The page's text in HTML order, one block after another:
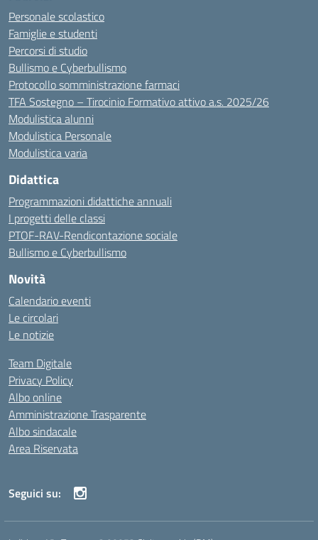
Personale scolastico
Famiglie e studenti
Percorsi di studio
Bullismo e Cyberbullismo
Protocollo somministrazione farmaci
TFA Sostegno – Tirocinio Formativo attivo a.s. 2025/26
Modulistica alunni
Modulistica Personale
Modulistica varia
Didattica
Programmazioni didattiche annuali
I progetti delle classi
PTOF-RAV-Rendicontazione sociale
Bullismo e Cyberbullismo
Novità
Calendario eventi
Le circolari
Le notizie
Team Digitale
Privacy Policy
Albo online
Amministrazione Trasparente
Albo sindacale
Area Riservata
Seguici su: